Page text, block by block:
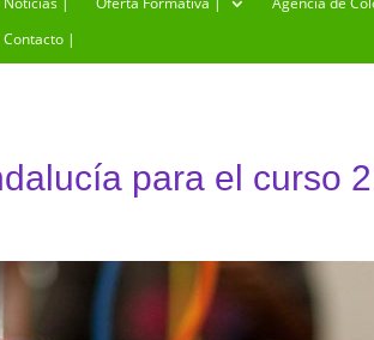
Contacto |
para el curso